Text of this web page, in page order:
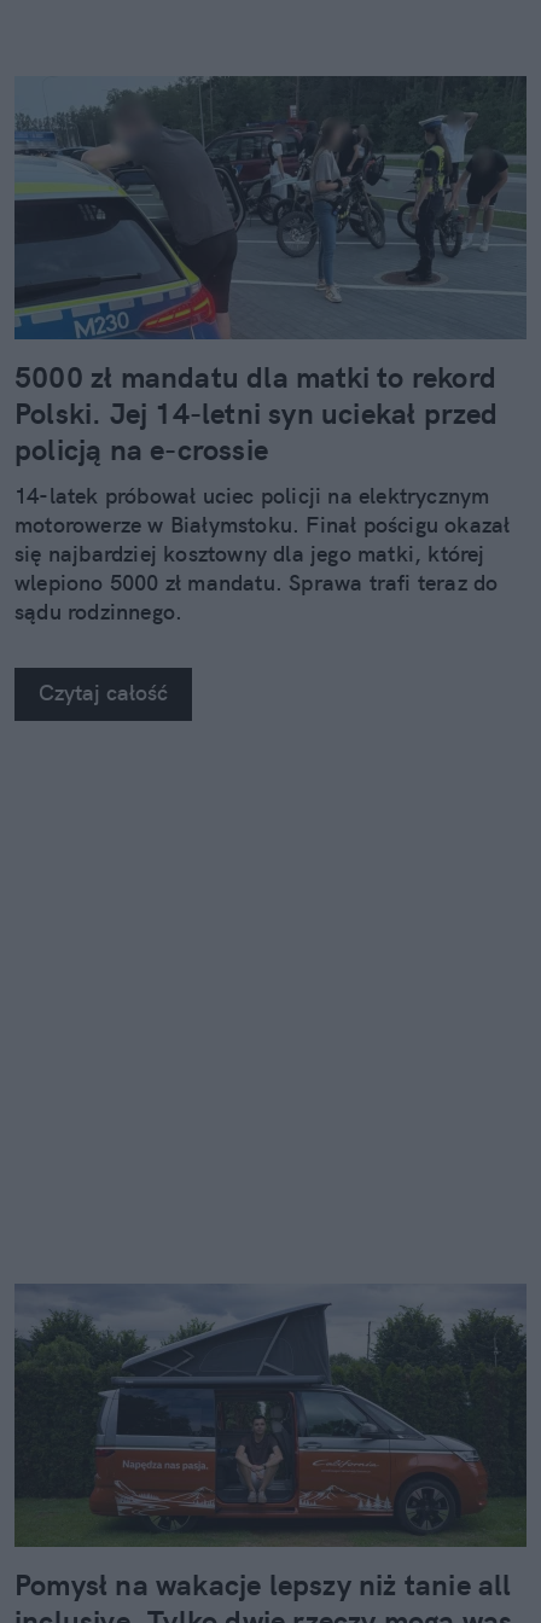
5000 zł mandatu dla matki to rekord
Polski. Jej 14-letni syn uciekał przed
policją na e-crossie
14-latek próbował uciec policji na elektrycznym
motorowerze w Białymstoku. Finał pościgu okazał
się najbardziej kosztowny dla jego matki, której
wlepiono 5000 zł mandatu. Sprawa trafi teraz do
sądu rodzinnego.
Czytaj całość
Pomysł na wakacje lepszy niż tanie all